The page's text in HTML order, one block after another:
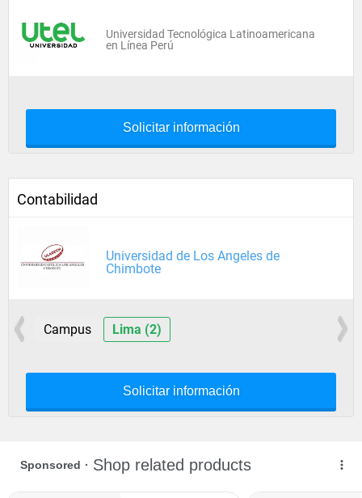
Universidad Tecnológica Latinoamericana
en Línea Perú
Solicitar información
Contabilidad
Universidad de Los Angeles de
Chimbote
Campus Lima (2)
Solicitar información